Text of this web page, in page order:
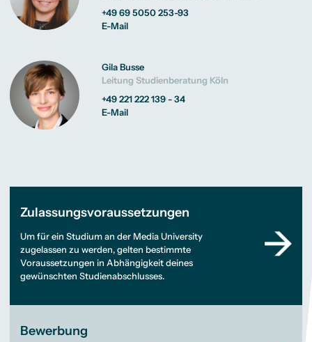
+49 69 5050 253-93
E-Mail
Gila Busse
Leitung Studienberatung Köln
+49 221 222 139 - 34
E-Mail
Zulassungsvoraussetzungen
Um für ein Studium an der Media University
zugelassen zu werden, gelten bestimmte
Voraussetzungen in Abhängigkeit deines
gewünschten Studienabschlusses.
Bewerbung